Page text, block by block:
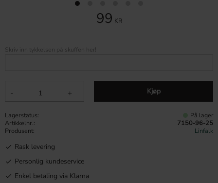
99 KR
+
- Kjøp
Skriv inn tykkelsen på skuffen her!
Lagerstatus På lager
Artikkelnr.
7150-96-25
Produsent
Linfalk
Rask levering
Personlig kundeservice
Enkel betaling via Klarna